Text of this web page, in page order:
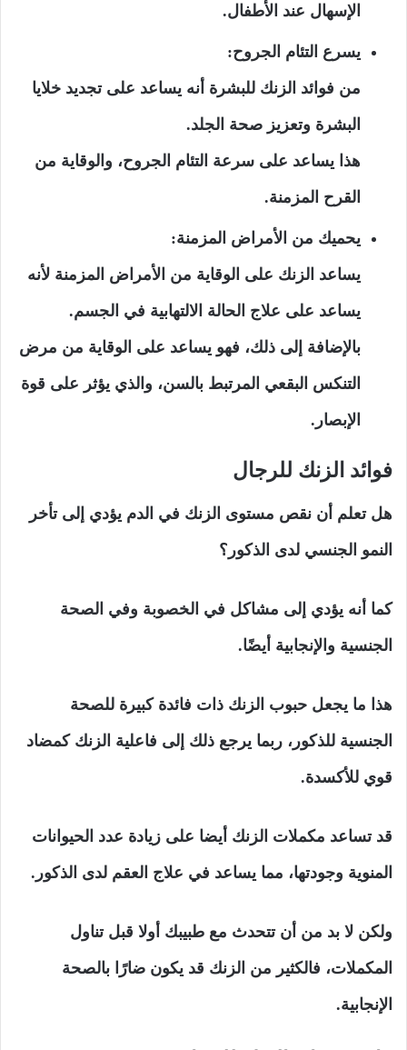
الإسهال عند الأطفال.
يسرع التئام الجروح:
من فوائد الزنك للبشرة أنه يساعد على تجديد خلايا
البشرة وتعزيز صحة الجلد.
هذا يساعد على سرعة التئام الجروح، والوقاية من
القرح المزمنة.
يحميك من الأمراض المزمنة:
يساعد الزنك على الوقاية من الأمراض المزمنة لأنه
يساعد على علاج الحالة الالتهابية في الجسم.
بالإضافة إلى ذلك، فهو يساعد على الوقاية من مرض
التنكس البقعي المرتبط بالسن، والذي يؤثر على قوة
الإبصار.
فوائد الزنك للرجال
هل تعلم أن نقص مستوى الزنك في الدم يؤدي إلى تأخر
النمو الجنسي لدى الذكور؟
كما أنه يؤدي إلى مشاكل في الخصوبة وفي الصحة
الجنسية والإنجابية أيضًا.
هذا ما يجعل حبوب الزنك ذات فائدة كبيرة للصحة
الجنسية للذكور، ربما يرجع ذلك إلى فاعلية الزنك كمضاد
قوي للأكسدة.
قد تساعد مكملات الزنك أيضا على زيادة عدد الحيوانات
المنوية وجودتها، مما يساعد في علاج العقم لدى الذكور.
ولكن لا بد من أن تتحدث مع طبيبك أولا قبل تناول
المكملات، فالكثير من الزنك قد يكون ضارًا بالصحة
الإنجابية.